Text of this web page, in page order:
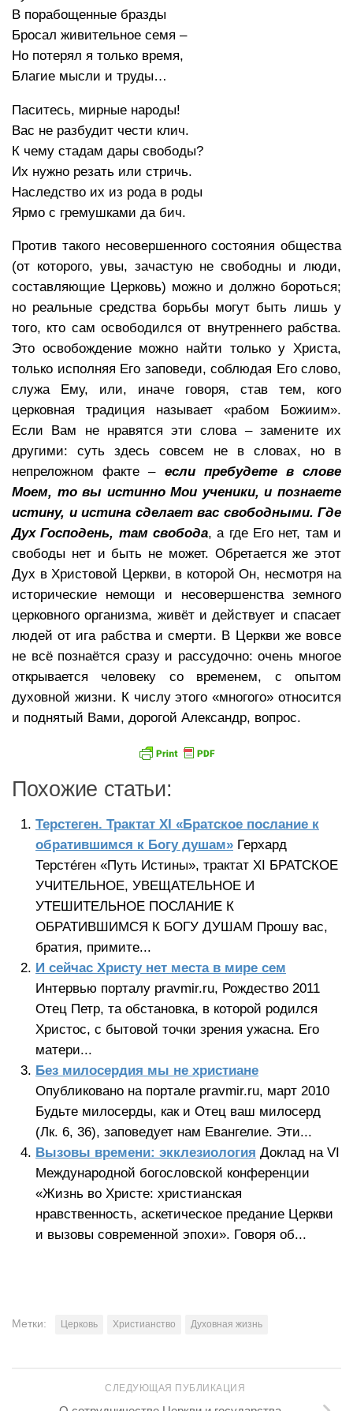
В порабощенные бразды
Бросал живительное семя –
Но потерял я только время,
Благие мысли и труды…
Паситесь, мирные народы!
Вас не разбудит чести клич.
К чему стадам дары свободы?
Их нужно резать или стричь.
Наследство их из рода в роды
Ярмо с гремушками да бич.
Против такого несовершенного состояния общества
(от которого, увы, зачастую не свободны и люди,
составляющие Церковь) можно и должно бороться;
но реальные средства борьбы могут быть лишь у
того, кто сам освободился от внутреннего рабства.
Это освобождение можно найти только у Христа,
только исполняя Его заповеди, соблюдая Его слово,
служа Ему, или, иначе говоря, став тем, кого
церковная традиция называет «рабом Божиим».
Если Вам не нравятся эти слова – замените их
другими: суть здесь совсем не в словах, но в
непреложном факте – если пребудете в слове
Моем, то вы истинно Мои ученики, и познаете
истину, и истина сделает вас свободными. Где
Дух Господень, там свобода, а где Его нет, там и
свободы нет и быть не может. Обретается же этот
Дух в Христовой Церкви, в которой Он, несмотря на
исторические немощи и несовершенства земного
церковного организма, живёт и действует и спасает
людей от ига рабства и смерти. В Церкви же вовсе
не всё познаётся сразу и рассудочно: очень многое
открывается человеку со временем, с опытом
духовной жизни. К числу этого «многого» относится
и поднятый Вами, дорогой Александр, вопрос.
Похожие статьи:
Терстеген. Трактат XI «Братское послание к
обратившимся к Богу душам» Герхард
Терсте́ген «Путь Истины», трактат XI БРАТСКОЕ
УЧИТЕЛЬНОЕ, УВЕЩАТЕЛЬНОЕ И
УТЕШИТЕЛЬНОЕ ПОСЛАНИЕ К
ОБРАТИВШИМСЯ К БОГУ ДУШАМ Прошу вас,
братия, примите...
И сейчас Христу нет места в мире сем
Интервью порталу pravmir.ru, Рождество 2011
Отец Петр, та обстановка, в которой родился
Христос, с бытовой точки зрения ужасна. Его
матери...
Без милосердия мы не христиане
Опубликовано на портале pravmir.ru, март 2010
Будьте милосерды, как и Отец ваш милосерд
(Лк. 6, 36), заповедует нам Евангелие. Эти...
Вызовы времени: экклезиология Доклад на VI
Международной богословской конференции
«Жизнь во Христе: христианская
нравственность, аскетическое предание Церкви
и вызовы современной эпохи». Говоря об...
Метки: Церковь Христианство Духовная жизнь
СЛЕДУЮЩАЯ ПУБЛИКАЦИЯ